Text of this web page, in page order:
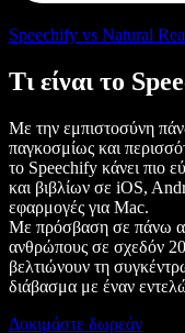
Speechify vs Natural
Τι είναι το
Με την εμπιστοσύνη
παγκοσμίως και
το Speechify κάνει πιο
και βιβλίων σε iOS,
εφαρμογές για Mac.
Με πρόσβαση σε πάνω
ανθρώπους σε σχεδόν
βελτιώνουν τη
διάβασμα με έναν
Δοκιμάστε δωρεάν